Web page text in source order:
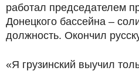
работал председателем
Донецкого бассейна –
должность. Окончил
«Я грузинский выучил